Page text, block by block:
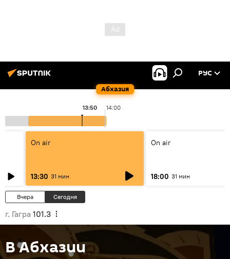
Абхазия
РУС
14:00
13:50
On air
13:30 31 мин
On air
18:00 31 мин
Вчера Сегодня
г. Гагра 101.3
В Абхазии